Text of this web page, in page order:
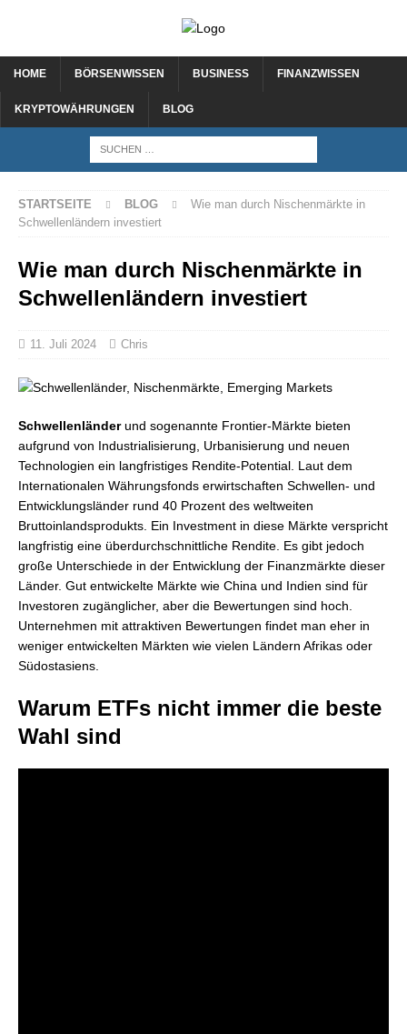
HOME BÖRSENWISSEN BUSINESS FINANZWISSEN
KRYPTOWÄHRUNGEN BLOG
STARTSEITE BLOG
Wie man durch Nischenmärkte in
Schwellenländern investiert
Wie man durch Nischenmärkte in
Schwellenländern investiert
11. Juli 2024 Chris
Schwellenländerund sogenannte Frontier-Märkte bieten
aufgrund von Industrialisierung, Urbanisierung und neuen
Technologien ein langfristiges Rendite-Potential. Laut dem
Internationalen Währungsfonds erwirtschaften Schwellen- und
Entwicklungsländer rund 40 Prozent des weltweiten
Bruttoinlandsprodukts. Ein Investment in diese Märkte verspricht
langfristig eine überdurchschnittliche Rendite. Es gibt jedoch
große Unterschiede in der Entwicklung der Finanzmärkte dieser
Länder. Gut entwickelte Märkte wie China und Indien sind für
Investoren zugänglicher, aber die Bewertungen sind hoch.
Unternehmen mit attraktiven Bewertungen findet man eher in
weniger entwickelten Märkten wie vielen Ländern Afrikas oder
Südostasiens.
Warum ETFs nicht immer die beste
Wahl sind